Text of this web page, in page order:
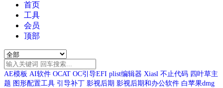
首页
工具
会员
顶部
AE模板 AI软件 OCAT OC引导EFI plist编辑器 Xiasl 不止代码 四叶草主
题 图形配置工具 引导补丁 影视后期 影视后期和办公软件 白苹果dmg